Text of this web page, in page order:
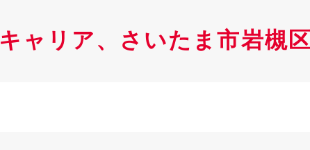
キャリア、さいたま市岩槻